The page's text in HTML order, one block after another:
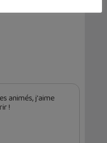
animés, j'aime
!